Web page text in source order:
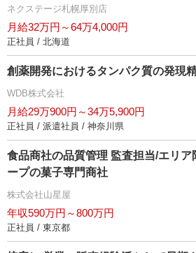
ネクステージ札幌厚別店
月給32万円～64万4,000円
正社員 / 北海道
創薬開発におけるタンパク質の発現
WDB株式会社
月給29万900円～34万5,900円
正社員 / 派遣社員 / 神奈川県
食品商社の品質管理 監査担当/エリア
ープの菓子専門商社
株式会社山星屋
年収590万円～800万円
正社員 / 東京都